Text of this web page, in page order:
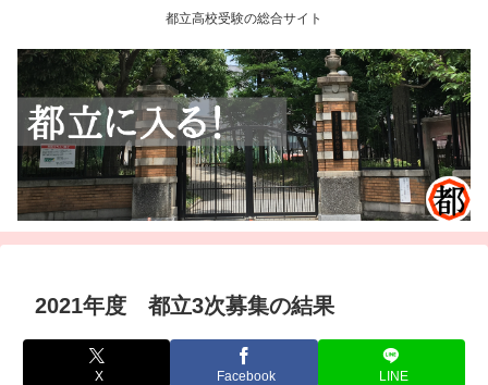
都立高校受験の総合サイト
2021年度 都立3次募集の結果
X Facebook LINE